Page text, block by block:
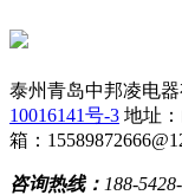
泰州青岛中邦凌电
10016141号-3 地址
箱：
咨询热线： 188-